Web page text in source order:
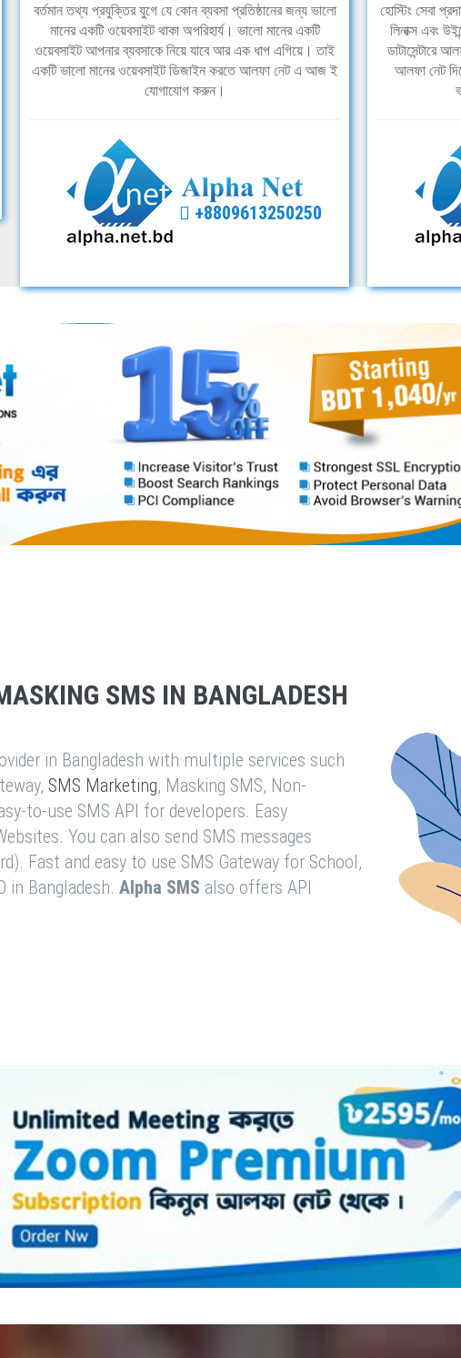
বর্তমান তথ্য প্রযুক্তির যুগে যে কোন ব্যবসা প্রতিষ্ঠানের জন্য ভালো
মানের একটি ওয়েবসাইট থাকা অপরিহার্য। ভালো মানের একটি
ওয়েবসাইট আপনার ব্যবসাকে নিয়ে যাবে আর এক ধাপ এগিয়ে। তাই
একটি ভালো মানের ওয়েবসাইট ডিজাইন করতে আলফা নেট এ আজ ই
যোগাযোগ করুন।
+8809613250250
হোস্টিং সেবা
লিনাক্স এবং
ডাটাসেন্টারে
আলফা নেট
SMS IN BANGLADESH
in Bangladesh with multiple services such
SMS Marketing, Masking SMS, Non-
to-use SMS API for developers. Easy
You can also send SMS messages
Fast and easy to use SMS Gateway for School,
in Bangladesh. Alpha SMS also offers API